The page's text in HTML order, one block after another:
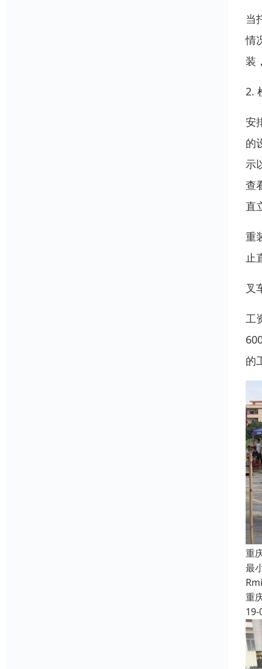
当
情
装
2.
安
的
示
查
直
重
止
叉
工
的
重
最
重
19-